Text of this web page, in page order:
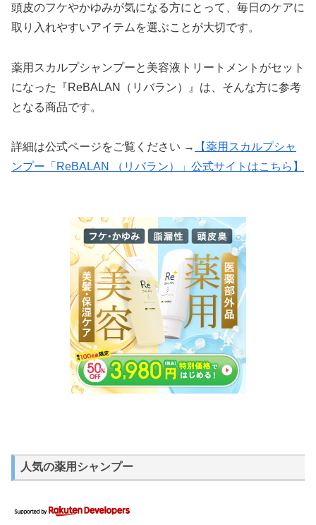
頭皮のフケやかゆみが気になる方にとって、毎日のケアに
取り入れやすいアイテムを選ぶことが大切です。
薬用スカルプシャンプーと美容液トリートメントがセット
になった『ReBALAN（リバラン）』は、そんな方に参考
となる商品です。
詳細は公式ページをご覧ください →
【薬用スカルプシャ
ンプー「ReBALAN （リバラン）」公式サイトはこちら】
人気の薬用シャンプー